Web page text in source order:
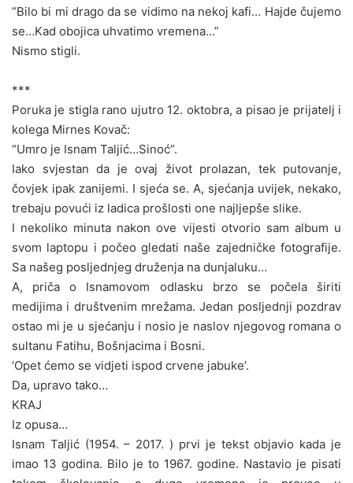
“Bilo bi mi drago da se vidimo na nekoj kafi… Hajde čujemo
se…Kad obojica uhvatimo vremena…”
Nismo stigli.
***
Poruka je stigla rano ujutro 12. oktobra, a pisao je prijatelj i
kolega Mirnes Kovač:
“Umro je Isnam Taljić…Sinoć”.
Iako svjestan da je ovaj život prolazan, tek putovanje,
čovjek ipak zanijemi. I sjeća se. A, sjećanja uvijek, nekako,
trebaju povući iz ladica prošlosti one najljepše slike.
I nekoliko minuta nakon ove vijesti otvorio sam album u
svom laptopu i počeo gledati naše zajedničke fotografije.
Sa našeg posljednjeg druženja na dunjaluku…
A, priča o Isnamovom odlasku brzo se počela širiti
medijima i društvenim mrežama. Jedan posljednji pozdrav
ostao mi je u sjećanju i nosio je naslov njegovog romana o
sultanu Fatihu, Bošnjacima i Bosni.
‘Opet ćemo se vidjeti ispod crvene jabuke’.
Da, upravo tako…
KRAJ
Iz opusa…
Isnam Taljić (1954. – 2017. ) prvi je tekst objavio kada je
imao 13 godina. Bilo je to 1967. godine. Nastavio je pisati